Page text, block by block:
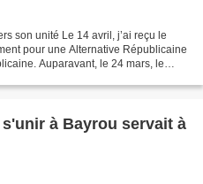
son unité Le 14 avril, j’ai reçu le
pour une Alternative Républicaine
Auparavant, le 24 mars, le
à Bayrou servait à